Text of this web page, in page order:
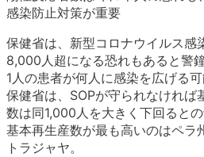
感染防止対策が重要
保健省は、新型コロナウイルス感
8,000人超になる恐れもあると警
1人の患者が何人に感染を広げる
保健省は、SOPが守られなけれ
数は同1,000人を大きく下回るとの
基本再生産数が最も高いのはペラ
トラジャヤ。